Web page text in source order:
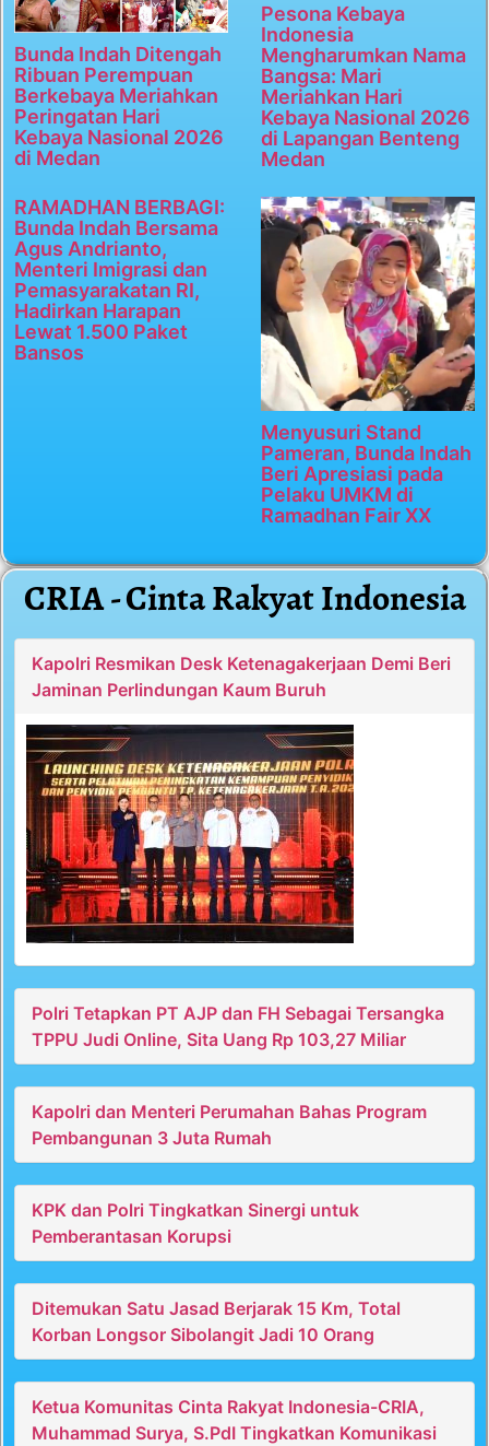
Bunda Indah Ditengah
Ribuan Perempuan
Berkebaya Meriahkan
Peringatan Hari
Kebaya Nasional 2026
di Medan
Pesona Kebaya
Indonesia
Mengharumkan Nama
Bangsa: Mari
Meriahkan Hari
Kebaya Nasional 2026
di Lapangan Benteng
Medan
RAMADHAN BERBAGI:
Bunda Indah Bersama
Agus Andrianto,
Menteri Imigrasi dan
Pemasyarakatan RI,
Hadirkan Harapan
Lewat 1.500 Paket
Bansos
Menyusuri Stand
Pameran, Bunda Indah
Beri Apresiasi pada
Pelaku UMKM di
Ramadhan Fair XX
CRIA - Cinta Rakyat Indonesia
Kapolri Resmikan Desk Ketenagakerjaan Demi Beri
Jaminan Perlindungan Kaum Buruh
Polri Tetapkan PT AJP dan FH Sebagai Tersangka
TPPU Judi Online, Sita Uang Rp 103,27 Miliar
Kapolri dan Menteri Perumahan Bahas Program
Pembangunan 3 Juta Rumah
KPK dan Polri Tingkatkan Sinergi untuk
Pemberantasan Korupsi
Ditemukan Satu Jasad Berjarak 15 Km, Total
Korban Longsor Sibolangit Jadi 10 Orang
Ketua Komunitas Cinta Rakyat Indonesia-CRIA,
Muhammad Surya, S.PdI Tingkatkan Komunikasi